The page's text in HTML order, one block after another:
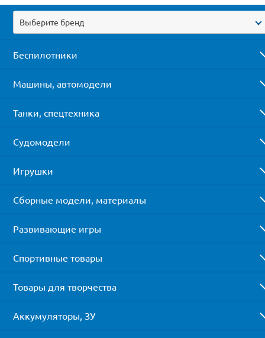
Выберите бренд
Беспилотники
Машины, автомодели
Танки, спецтехника
Судомодели
Игрушки
Сборные модели, материалы
Развивающие игры
Спортивные товары
Товары для творчества
Аккумуляторы, ЗУ